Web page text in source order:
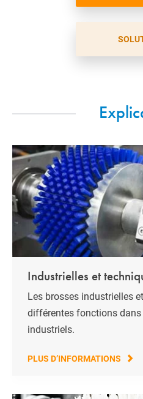
Industrielles et
Les brosses industrielles
différentes fonctions dans
industriels.
PLUS D’INFORMATIONS